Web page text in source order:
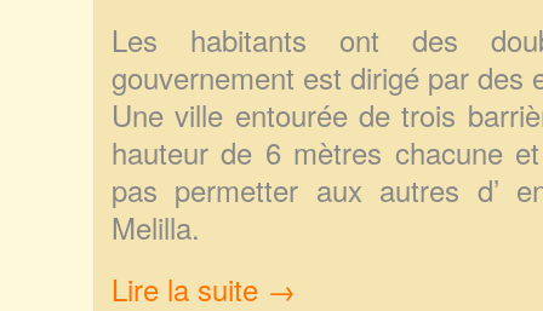
Les habitants ont des
gouvernement est dirigé par des
Une ville entourée de trois
hauteur de 6 mètres chacune
pas permetter aux autres d’
Melilla.
Lire la suite →